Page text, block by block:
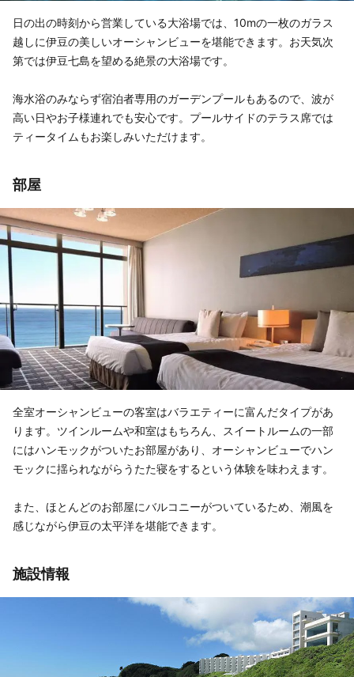
日の出の時刻から営業している大浴場では、10mの一枚のガラス
越しに伊豆の美しいオーシャンビューを堪能できます。お天気次
第では伊豆七島を望める絶景の大浴場です。
海水浴のみならず宿泊者専用のガーデンプールもあるので、波が
高い日やお子様連れでも安心です。プールサイドのテラス席では
ティータイムもお楽しみいただけます。
部屋
全室オーシャンビューの客室はバラエティーに富んだタイプがあ
ります。ツインルームや和室はもちろん、スイートルームの一部
にはハンモックがついたお部屋があり、オーシャンビューでハン
モックに揺られながらうたた寝をするという体験を味わえます。
また、ほとんどのお部屋にバルコニーがついているため、潮風を
感じながら伊豆の太平洋を堪能できます。
施設情報